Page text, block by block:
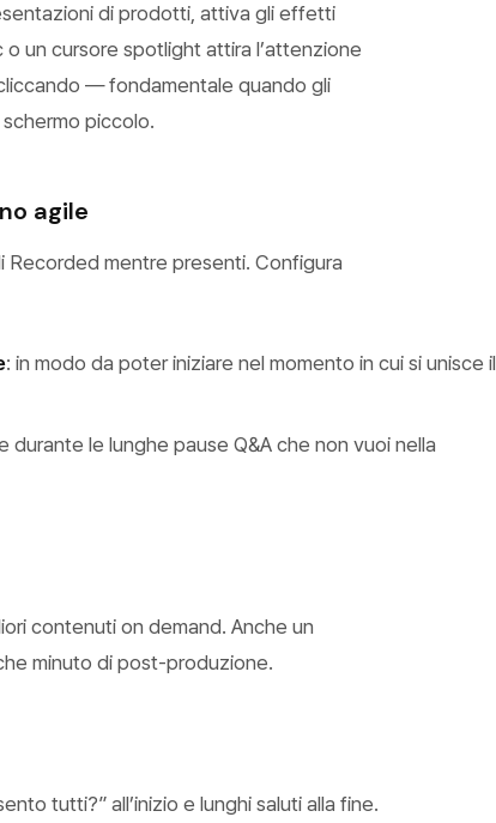
di prodotti, attiva gli effetti
un cursore spotlight attira l’attenzione
— fondamentale quando gli
piccolo.
agile
Recorded mentre presenti. Configura
: in modo da poter iniziare nel momento in cui si unisce il
durante le lunghe pause Q&A che non vuoi nella
contenuti on demand. Anche un
minuto di post-produzione.
tutti?” all’inizio e lunghi saluti alla fine.